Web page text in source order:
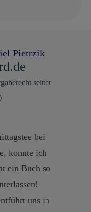
Pietrzik
seiner
bei
konnte ich
ein Buch so
uns in